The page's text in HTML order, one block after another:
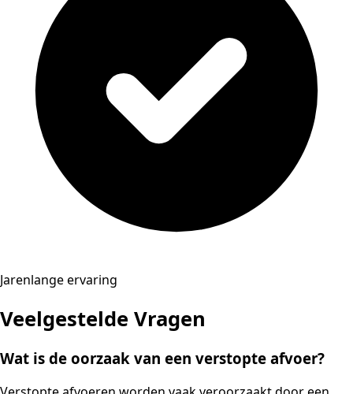
Jarenlange ervaring
Veelgestelde Vragen
Wat is de oorzaak van een verstopte afvoer?